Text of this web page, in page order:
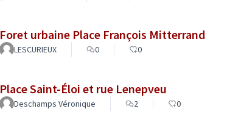
Foret urbaine Place François Mitterrand
LESCURIEUX 0 0
Place Saint-Éloi et rue Lenepveu
Deschamps Véronique 2 0